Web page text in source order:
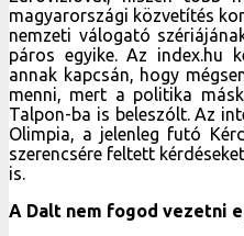
magyarországi közvetítés
nemzeti válogató
páros egyike. Az index.hu
annak kapcsán, hogy
menni, mert a politika
Talpon-ba is beleszólt. Az
Olimpia, a jelenleg futó
szerencsére feltett
is.
A Dalt nem fogod vezetni